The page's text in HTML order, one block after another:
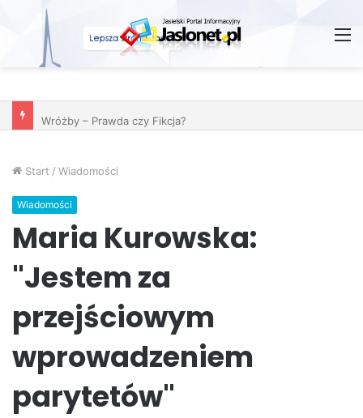
Wróżby – Prawda czy Fikcja?
Start / Wiadomości
Wiadomości
Maria Kurowska:
"Jestem za
przejściowym
wprowadzeniem
parytetów"